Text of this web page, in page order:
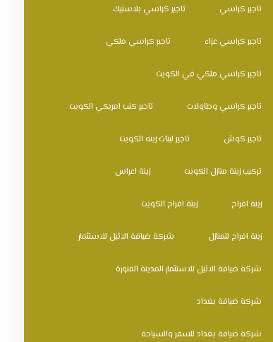
تاجير كراسي تاجير كراسي بلاستيك
تاجير كراسي عزاء تاجير كراسي ملكي
تاجير كراسي ملكي في الكويت
تاجير كراسي وطاولات تاجير كنب امريكي الكويت
تاجير كوش تاجير ليتات زينه الكويت
تركيب زينة منازل الكويت زينة اعراس
زينة افراح زينة افراح الكويت
زينة افراح للمنازل شركة ضيافة الاثيل للاستثمار
شركة ضيافة الاثيل للاستثمار المدينة المنورة
شركة ضيافة بغداد
شركة ضيافة بغداد للسفر والسياحة